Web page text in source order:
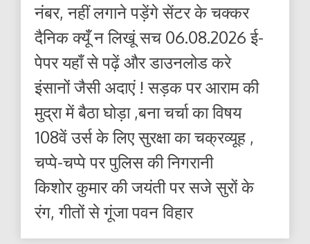
नंबर, नहीं लगाने पड़ेंगे सेंटर के चक्कर
दैनिक क्यूँ न लिखूं सच 06.08.2026 ई-
पेपर यहाँ से पढ़ें और डाउनलोड करे
इंसानों जैसी अदाएं ! सड़क पर आराम की
मुद्रा में बैठा घोड़ा ,बना चर्चा का विषय
108वें उर्स के लिए सुरक्षा का चक्रव्यूह ,
चप्पे-चप्पे पर पुलिस की निगरानी
किशोर कुमार की जयंती पर सजे सुरों के
रंग, गीतों से गूंजा पवन विहार